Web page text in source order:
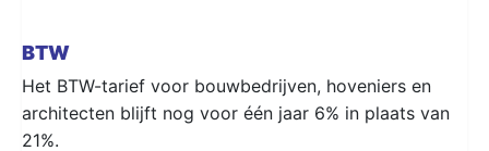
BTW
Het BTW-tarief voor bouwbedrijven, hoveniers en
architecten blijft nog voor één jaar 6% in plaats van
21%.